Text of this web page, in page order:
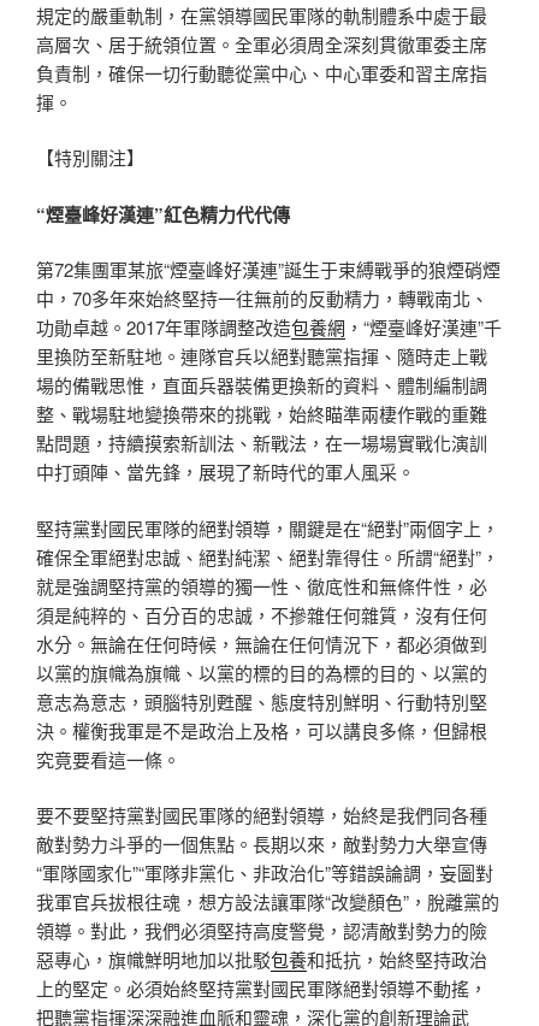
規定的嚴重軌制，在黨領導國民軍隊的軌制體系中處于最
高層次、居于統領位置。全軍必須周全深刻貫徹軍委主席
負責制，確保一切行動聽從黨中心、中心軍委和習主席指
揮。
【特別關注】
“煙臺峰好漢連”紅色精力代代傳
第72集團軍某旅“煙臺峰好漢連”誕生于束縛戰爭的狼煙硝煙
中，70多年來始終堅持一往無前的反動精力，轉戰南北、
功勛卓越。2017年軍隊調整改造包養網 ，“煙臺峰好漢連”千
里換防至新駐地。連隊官兵以絕對聽黨指揮、隨時走上戰
場的備戰思惟，直面兵器裝備更換新的資料、體制編制調
整、戰場駐地變換帶來的挑戰，始終瞄準兩棲作戰的重難
點問題，持續摸索新訓法、新戰法，在一場場實戰化演訓
中打頭陣、當先鋒，展現了新時代的軍人風采。
堅持黨對國民軍隊的絕對領導，關鍵是在“絕對”兩個字上，
確保全軍絕對忠誠、絕對純潔、絕對靠得住。所謂“絕對”，
就是強調堅持黨的領導的獨一性、徹底性和無條件性，必
須是純粹的、百分百的忠誠，不摻雜任何雜質，沒有任何
水分。無論在任何時候，無論在任何情況下，都必須做到
以黨的旗幟為旗幟、以黨的標的目的為標的目的、以黨的
意志為意志，頭腦特別甦醒、態度特別鮮明、行動特別堅
決。權衡我軍是不是政治上及格，可以講良多條，但歸根
究竟要看這一條。
要不要堅持黨對國民軍隊的絕對領導，始終是我們同各種
敵對勢力斗爭的一個焦點。長期以來，敵對勢力大舉宣傳
“軍隊國家化”“軍隊非黨化、非政治化”等錯誤論調，妄圖對
我軍官兵拔根往魂，想方設法讓軍隊“改變顏色”，脫離黨的
領導。對此，我們必須堅持高度警覺，認清敵對勢力的險
惡專心，旗幟鮮明地加以批駁包養和抵抗，始終堅持政治
上的堅定。必須始終堅持黨對國民軍隊絕對領導不動搖，
把聽黨指揮深深融進血脈和靈魂，深化黨的創新理論武